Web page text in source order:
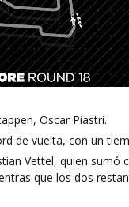
Oscar Piastri.
de vuelta, con un
Vettel, quien
que los dos